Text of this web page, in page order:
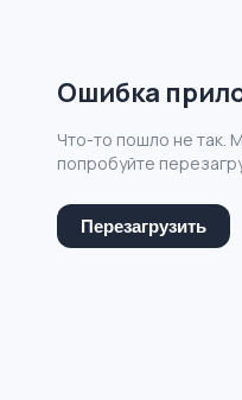
Ошибка
Что-то пошло не так.
попробуйте
Перезагрузить